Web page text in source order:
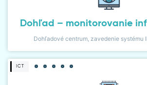
Dohľad – monitorovanie
Dohľadové centrum, zavedenie systému
ICT